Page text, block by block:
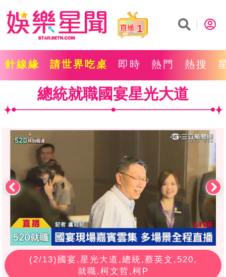
1
針線緣 請世界吃桌 即時 熱門 熱搜
總統就職國宴星光大道
(2/13)國宴,星光大道,總統,蔡英文,520,
就職,柯文哲,柯P